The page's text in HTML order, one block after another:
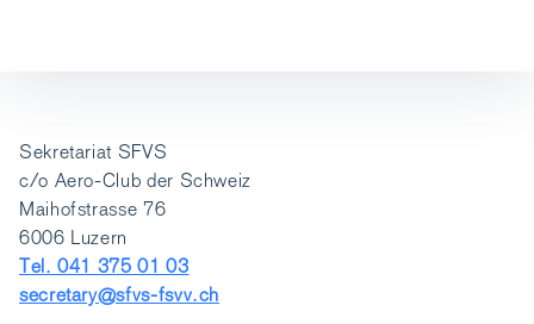
Sekretariat SFVS
c/o Aero-Club der Schweiz
Maihofstrasse 76
6006 Luzern
Tel. 041 375 01 03
secretary@sfvs-fsvv.ch